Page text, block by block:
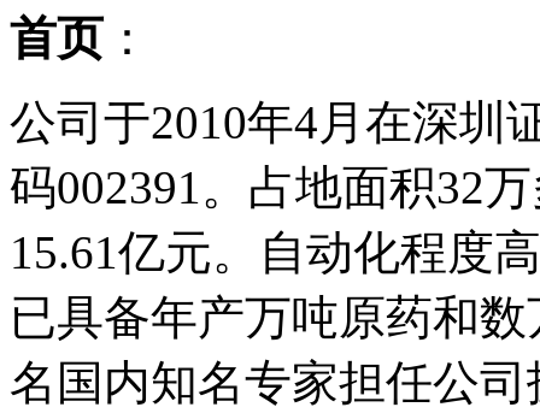
首页 ：
公司于2010年4月在深圳
码002391。占地面积32
15.61亿元。自动化程度
已具备年产万吨原药和
名国内知名专家担任公